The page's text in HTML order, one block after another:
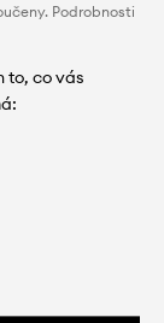
Podrobnosti
to, co vás